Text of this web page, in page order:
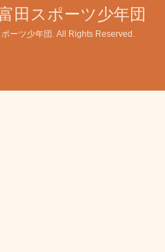
田スポーツ少年団
ーツ少年団 . All Rights Reserved.